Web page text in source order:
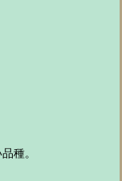
種。